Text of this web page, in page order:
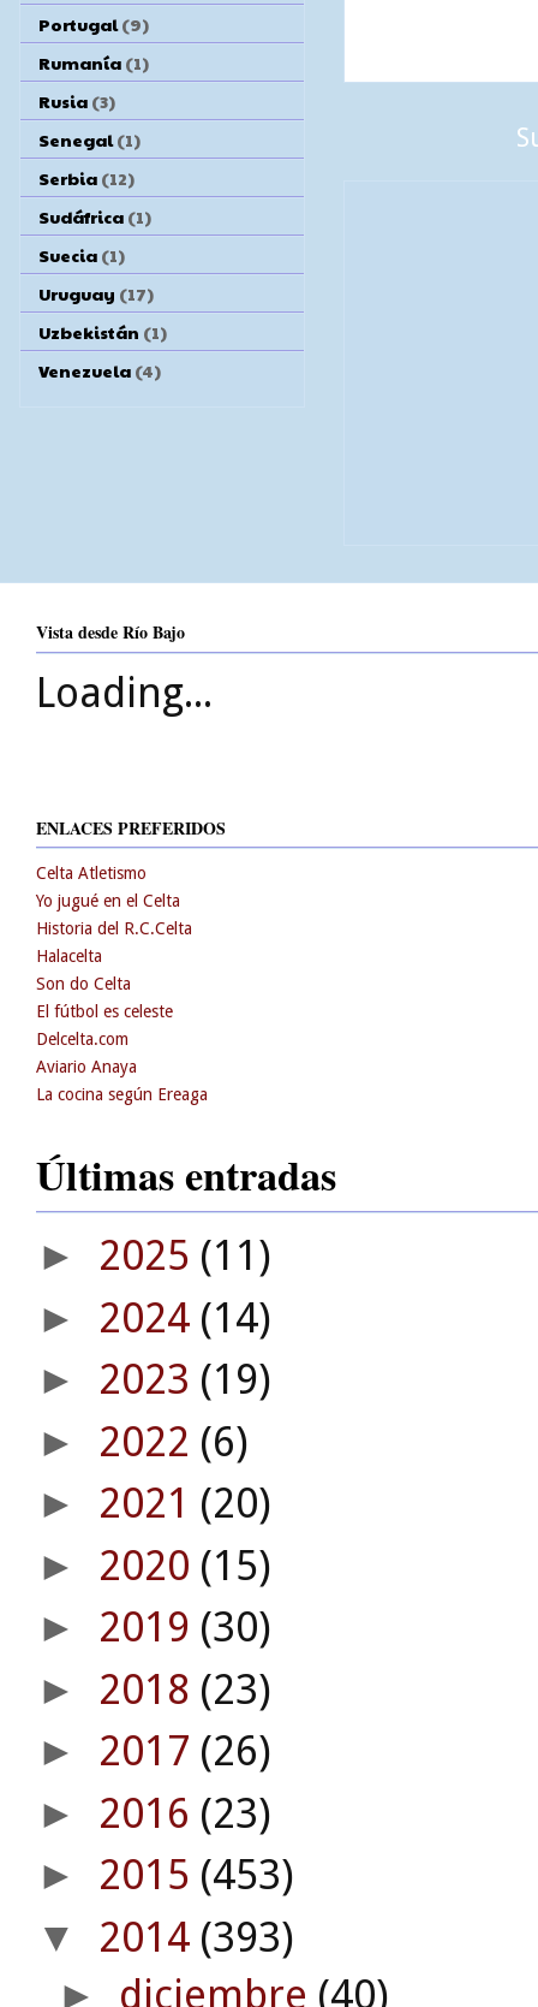
Portugal (9)
Rumanía (1)
Rusia (3)
Senegal (1)
Serbia (12)
Sudáfrica (1)
Suecia (1)
Uruguay (17)
Uzbekistán (1)
Venezuela (4)
Vista desde Río Bajo
Loading...
ENLACES PREFERIDOS
Celta Atletismo
Yo jugué en el Celta
Historia del R.C.Celta
Halacelta
Son do Celta
El fútbol es celeste
Delcelta.com
Aviario Anaya
La cocina según Ereaga
Últimas entradas
► 2025 (11)
► 2024 (14)
► 2023 (19)
► 2022 (6)
► 2021 (20)
► 2020 (15)
► 2019 (30)
► 2018 (23)
► 2017 (26)
► 2016 (23)
► 2015 (453)
▼ 2014 (393)
► diciembre (40)